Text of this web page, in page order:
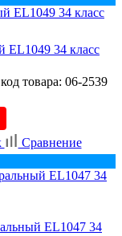
EL1049 34 класс
код товара: 06-2539
Сравнение
EL1047 34